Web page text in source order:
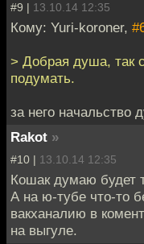
#9 | 13.10.14 12:35
Кому: Yuri-koroner,
> Добрая душа, так
подумать.
за него начальство
Rakot »
#10 | 13.10.14 12:35
Кошак думаю будет
А на ю-тубе что-то
вакханалию в
на выгуле.